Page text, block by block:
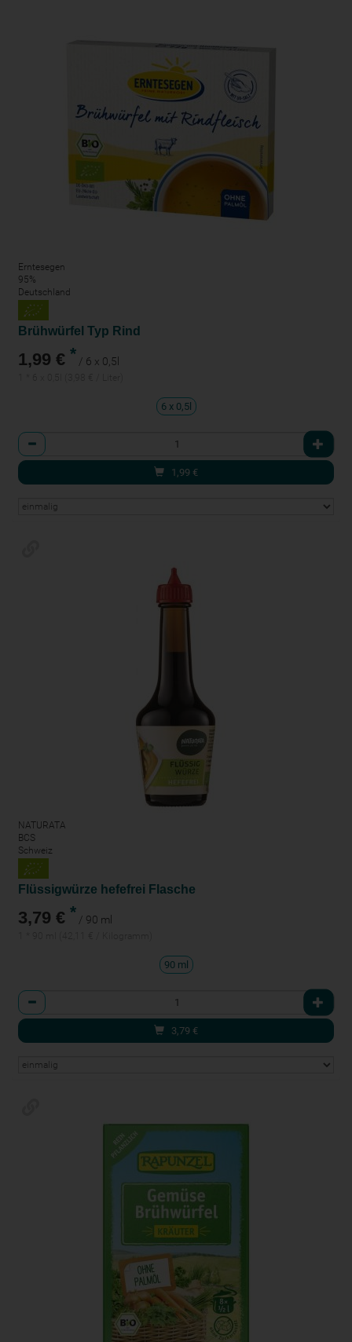
Erntesegen
95%
Deutschland
Brühwürfel Typ Rind
1,99 € * / 6 x 0,5l
6 x 0,5l
Anzahl
1,99 €
NATURATA
BCS
Schweiz
Flüssigwürze hefefrei Flasche
3,79 € * / 90 ml
90 ml
Anzahl
3,79 €